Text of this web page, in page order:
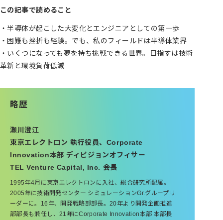
この記事で読めること
・半導体が起こした大変化とエンジニアとしての第一歩
・困難も挫折も経験。でも、私のフィールドは半導体業界
・いくつになっても夢を持ち挑戦できる世界。目指すは技術
革新と環境負荷低減
略歴
瀬川澄江
東京エレクトロン 執行役員、Corporate
Innovation本部 ディビジョンオフィサー
TEL Venture Capital, Inc. 会長
1995年4月に東京エレクトロンに入社、総合研究所配属。
2005年に技術開発センター シミュレーションGr.グループリ
ーダーに。16年、開発戦略部部長。20年より開発企画推進
部部長も兼任し、21年にCorporate Innovation本部 本部長